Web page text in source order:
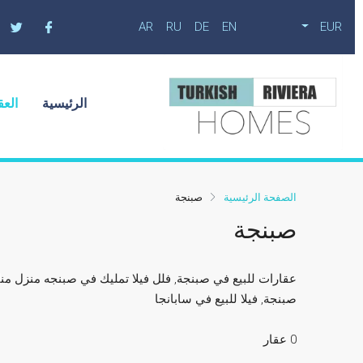
EUR
EN
DE
RU
AR
الرئيسية
الصفحة الرئيسية صبنجة
صبنجة
عقارات للبيع في صبنجة, فلل فيلا تمليك في صبنجه منزل
صبنجة, فيلا للبيع في سابانجا
0 عقار